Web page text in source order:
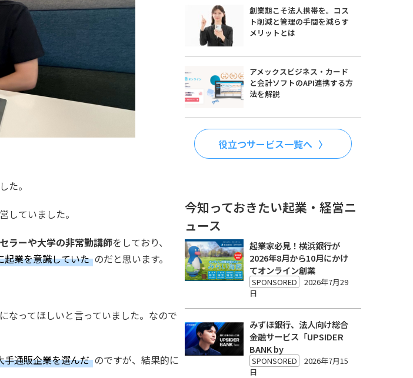
た。
していました。
ラーや大学の非常勤講師をしており、
起業を意識していた のだと思います。
なってほしいと言っていました。なので
手通販企業を選んだ のですが、結果的に
創業期こそ法人携帯を。コス
ト削減と管理の手間を減らす
メリットとは
アメックスビジネス・カード
と会計ソフトのAPI連携する方
法を解説
役立つサービス一覧へ
今知っておきたい起業・経営ニ
ュース
起業家必見！横浜銀行が
2026年8月から10月にかけ
てオンライン創業
SPONSORED
2026年7月29
日
みずほ銀行、法人向け総合
金融サービス「UPSIDER
BANK by
SPONSORED
2026年7月15
日